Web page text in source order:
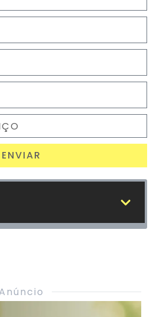
ENVIAR